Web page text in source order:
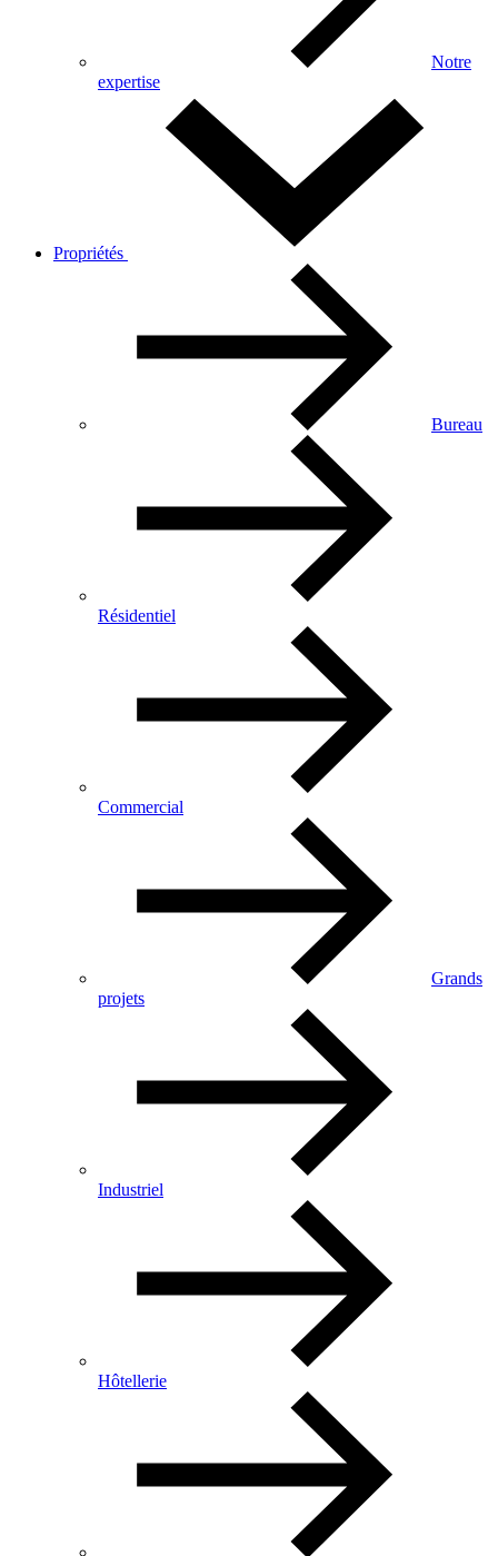
Notre
expertise
Propriétés
Bureau
Résidentiel
Commercial
Grands
projets
Industriel
Hôtellerie